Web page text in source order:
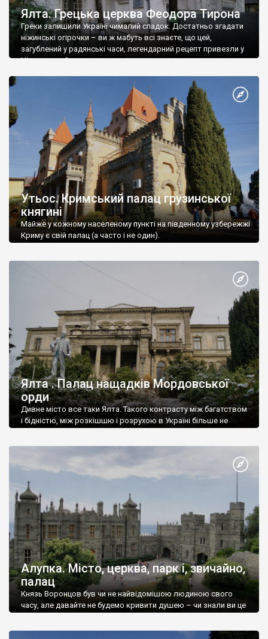
Ялта. Грецька церква Феодора Тирона
Греки залишили Україні чималий спадок. Достатньо згадати
ніжинські огірочки – ви ж мабуть всі знаєте, що цей,
загублений у радянські часи, легендарний рецепт привезли у
Ніжин греки?
Утьос. Кримський палац грузинської
княгині
Майже у кожному населеному пункті на південному узбережжі
Криму є свій палац (а часто і не один).
Ялта . Палац нащадків Мордовської
орди
Дивне місто все таки Ялта. Такого контрасту між багатством
і бідністю, між розкішшю і розрухою в Україні більше не
Алупка. Місто, церква, парк і, звичайно,
палац
Князь Воронцов був чи не найвідомішою людиною свого
часу, але давайте не будемо кривити душею – чи знали ви це